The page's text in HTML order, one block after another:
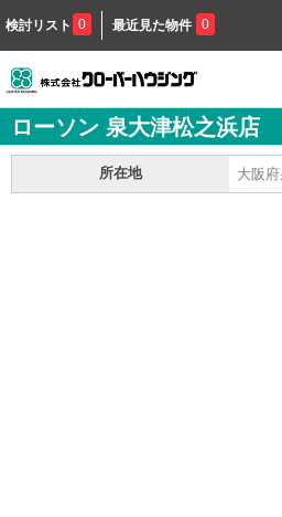
検討リスト 0 最近見た物件 0
ローソン 泉大津松之浜店
所在地 大阪